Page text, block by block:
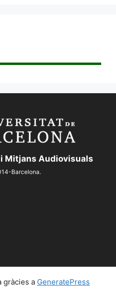
Mitjans Audiovisuals
Barcelona.
gràcies a GeneratePress